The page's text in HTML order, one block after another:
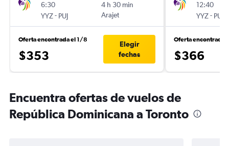
6:30
YYZ- PUJ
4 h 30 min
Arajet
Oferta encontrada el 1/8
$353
Elegir
fechas
12:40
YYZ- PUJ
Oferta encontrada
$366
Encuentra ofertas de vuelos de
República Dominicana a Toronto